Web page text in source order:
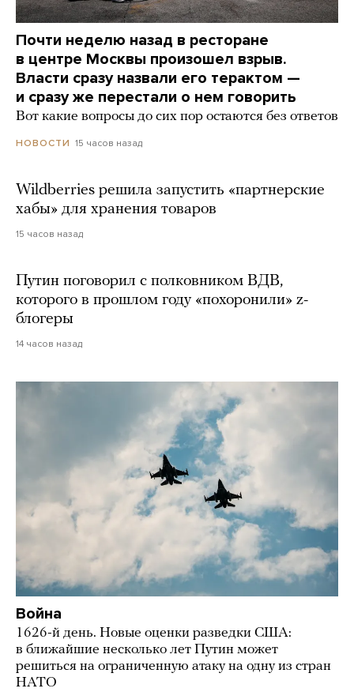
Почти неделю назад в ресторане
в центре Москвы произошел взрыв.
Власти сразу назвали его терактом —
и сразу же перестали о нем говорить
Вот какие вопросы до сих пор остаются без ответов
НОВОСТИ 15 часов назад
Wildberries решила запустить «партнерские
хабы» для хранения товаров
15 часов назад
Путин поговорил с полковником ВДВ,
которого в прошлом году «похоронили» z-
блогеры
14 часов назад
Война
1626-й день. Новые оценки разведки США:
в ближайшие несколько лет Путин может
решиться на ограниченную атаку на одну из стран
НАТО